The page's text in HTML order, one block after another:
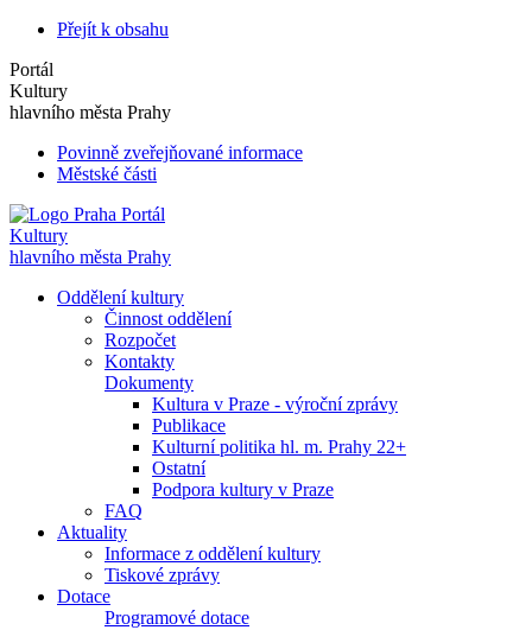
Přejít k obsahu
Portál
Kultury
hlavního města Prahy
Povinně zveřejňované informace
Městské části
Portál
Kultury
hlavního města Prahy
Oddělení kultury
Činnost oddělení
Rozpočet
Kontakty
Dokumenty
Kultura v Praze - výroční zprávy
Publikace
Kulturní politika hl. m. Prahy 22+
Ostatní
Podpora kultury v Praze
FAQ
Aktuality
Informace z oddělení kultury
Tiskové zprávy
Dotace
Programové dotace